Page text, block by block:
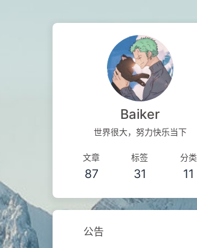
Baiker
世界很大，努力快乐当下
文章
87
标签
31
分类
11
公告